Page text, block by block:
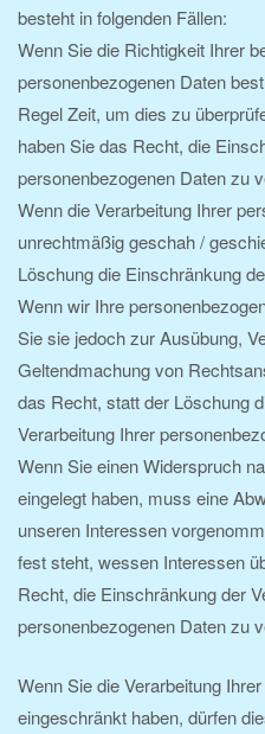
besteht in folgenden Fällen:
Wenn Sie die Richtigkeit Ihrer
personenbezogenen Daten
Regel Zeit, um dies zu
haben Sie das Recht, die
personenbezogenen Daten zu
Wenn die Verarbeitung Ihrer
unrechtmäßig geschah /
Löschung die Einschränkung
Wenn wir Ihre
Sie sie jedoch zur Ausübung,
Geltendmachung von
das Recht, statt der Löschung
Verarbeitung Ihrer
Wenn Sie einen Widerspruch
eingelegt haben, muss eine
unseren Interessen
fest steht, wessen Interessen
Recht, die Einschränkung der
personenbezogenen Daten zu
Wenn Sie die Verarbeitung
eingeschränkt haben, dürfen